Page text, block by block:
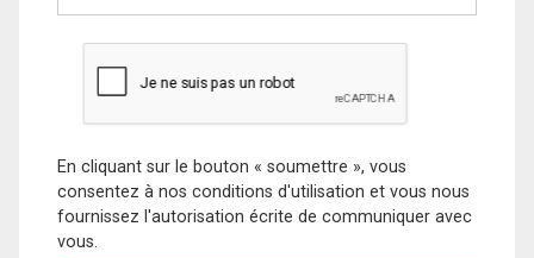
En cliquant sur le bouton « soumettre », vous
consentez à nos conditions d'utilisation et vous nous
fournissez l'autorisation écrite de communiquer avec
vous.